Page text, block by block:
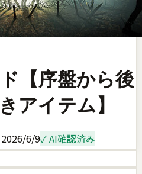
【序盤から後
アイテム】
2026/6/9✓ AI確認済み